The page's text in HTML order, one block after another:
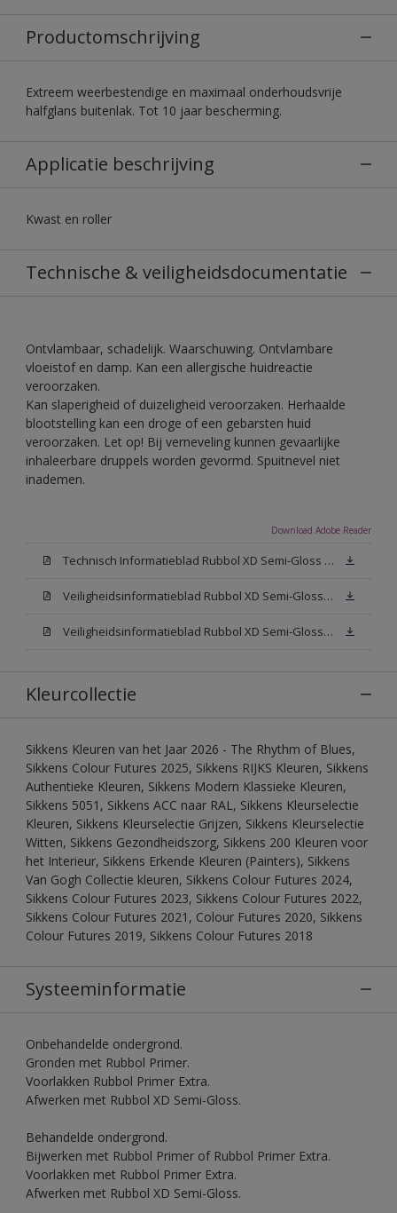
Productomschrijving
Extreem weerbestendige en maximaal onderhoudsvrije
halfglans buitenlak. Tot 10 jaar bescherming.
Applicatie beschrijving
Kwast en roller
Technische & veiligheidsdocumentatie
Ontvlambaar, schadelijk. Waarschuwing. Ontvlambare
vloeistof en damp. Kan een allergische huidreactie
veroorzaken.
Kan slaperigheid of duizeligheid veroorzaken. Herhaalde
blootstelling kan een droge of een gebarsten huid
veroorzaken. Let op! Bij verneveling kunnen gevaarlijke
inhaleerbare druppels worden gevormd. Spuitnevel niet
inademen.
Download Adobe Reader
Technisch Informatieblad Rubbol XD Semi-Gloss (PDF)
Veiligheidsinformatieblad Rubbol XD Semi-Gloss White W05 (MSDS)
Veiligheidsinformatieblad Rubbol XD Semi-Gloss N00 (MSDS)
Kleurcollectie
Sikkens Kleuren van het Jaar 2026 - The Rhythm of Blues,
Sikkens Colour Futures 2025, Sikkens RIJKS Kleuren, Sikkens
Authentieke Kleuren, Sikkens Modern Klassieke Kleuren,
Sikkens 5051, Sikkens ACC naar RAL, Sikkens Kleurselectie
Kleuren, Sikkens Kleurselectie Grijzen, Sikkens Kleurselectie
Witten, Sikkens Gezondheidszorg, Sikkens 200 Kleuren voor
het Interieur, Sikkens Erkende Kleuren (Painters), Sikkens
Van Gogh Collectie kleuren, Sikkens Colour Futures 2024,
Sikkens Colour Futures 2023, Sikkens Colour Futures 2022,
Sikkens Colour Futures 2021, Colour Futures 2020, Sikkens
Colour Futures 2019, Sikkens Colour Futures 2018
Systeeminformatie
Onbehandelde ondergrond.
Gronden met Rubbol Primer.
Voorlakken Rubbol Primer Extra.
Afwerken met Rubbol XD Semi-Gloss.
Behandelde ondergrond.
Bijwerken met Rubbol Primer of Rubbol Primer Extra.
Voorlakken met Rubbol Primer Extra.
Afwerken met Rubbol XD Semi-Gloss.